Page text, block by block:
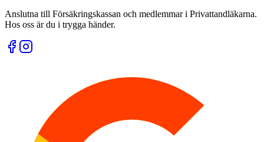
Anslutna till Försäkringskassan och medlemmar i Privattandläkarna.
Hos oss är du i trygga händer.